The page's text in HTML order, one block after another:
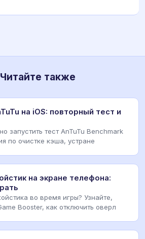
также
на iOS: повторный тест и
запустить тест AnTuTu Benchmark
по очистке кэша, устране
на экране телефона:
во время игры? Узнайте,
Booster, как отключить оверл